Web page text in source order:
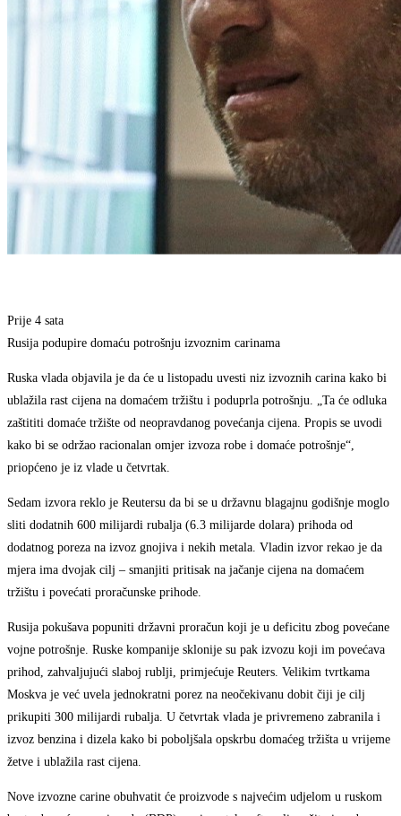
Prije 4 sata
Rusija podupire domaću potrošnju izvoznim carinama
Ruska vlada objavila je da će u listopadu uvesti niz izvoznih carina kako bi
ublažila rast cijena na domaćem tržištu i poduprla potrošnju. „Ta će odluka
zaštititi domaće tržište od neopravdanog povećanja cijena. Propis se uvodi
kako bi se održao racionalan omjer izvoza robe i domaće potrošnje“,
priopćeno je iz vlade u četvrtak.
Sedam izvora reklo je Reutersu da bi se u državnu blagajnu godišnje moglo
sliti dodatnih 600 milijardi rubalja (6.3 milijarde dolara) prihoda od
dodatnog poreza na izvoz gnojiva i nekih metala. Vladin izvor rekao je da
mjera ima dvojak cilj – smanjiti pritisak na jačanje cijena na domaćem
tržištu i povećati proračunske prihode.
Rusija pokušava popuniti državni proračun koji je u deficitu zbog povećane
vojne potrošnje. Ruske kompanije sklonije su pak izvozu koji im povećava
prihod, zahvaljujući slaboj rublji, primjećuje Reuters. Velikim tvrtkama
Moskva je već uvela jednokratni porez na neočekivanu dobit čiji je cilj
prikupiti 300 milijardi rubalja. U četvrtak vlada je privremeno zabranila i
izvoz benzina i dizela kako bi poboljšala opskrbu domaćeg tržišta u vrijeme
žetve i ublažila rast cijena.
Nove izvozne carine obuhvatit će proizvode s najvećim udjelom u ruskom